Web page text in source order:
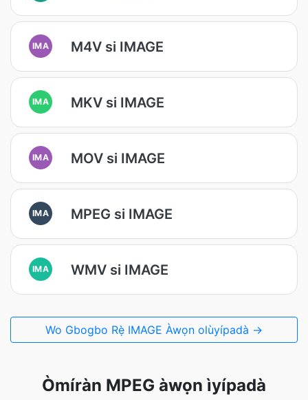
IMA M4V si IMAGE
IMA MKV si IMAGE
IMA MOV si IMAGE
IMA MPEG si IMAGE
IMA WMV si IMAGE
Wo Gbogbo Rẹ̀ IMAGE Àwọn olùyípadà →
Òmíràn MPEG àwọn ìyípadà